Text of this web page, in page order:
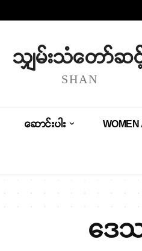
သျှမ်းသံတော်ဆ
SHAN
ဆောင်းပါး WOMEN
ဒေ